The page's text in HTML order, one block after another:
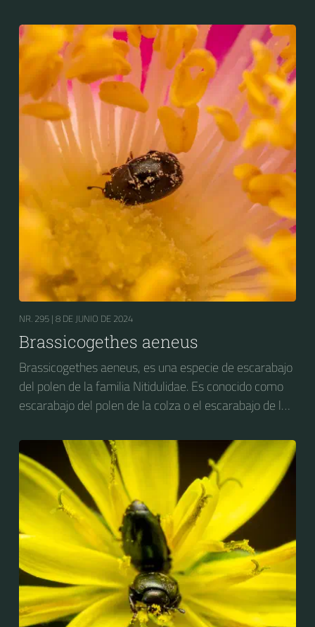
Meligethes aeneus.
NR. 295 | 8 DE JUNIO DE 2024
Brassicogethes aeneus
Brassicogethes aeneus, es una especie de escarabajo
del polen de la familia Nitidulidae. Es conocido como
escarabajo del polen de la colza o el escarabajo de la
Meligethes aeneus.